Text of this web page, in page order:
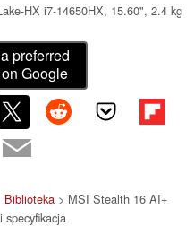
HX i7-14650HX, 15.60", 2.4 kg
preferred
Google
Biblioteka> MSI Stealth 16 AI+
specyfikacja